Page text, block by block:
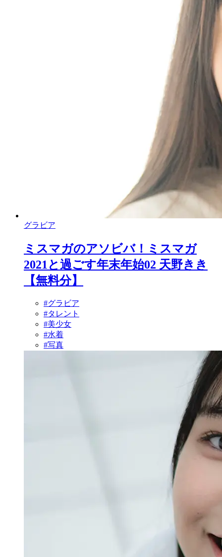
グラビア
ミスマガのアソビバ！ミスマガ
2021と過ごす年末年始02 天野きき
【無料分】
#グラビア
#タレント
#美少女
#水着
#写真